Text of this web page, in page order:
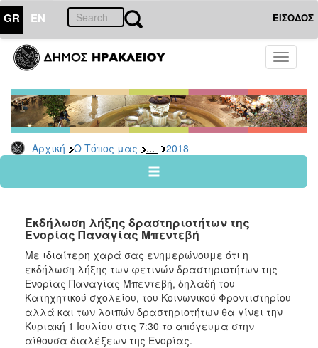
GR EN ΕΙΣΟΔΟΣ
Toggle
Αρχική Ο Τόπος μας ... 2018
ΤΟΠΟΣ
ΜΑΣ
Ανακοινώσεις
Αρχείο
2026
2024
2022
2021
2020
2019
2018
2017
Εκδήλωση λήξης δραστηριοτήτων της
Ενορίας Παναγίας Μπεντεβή
Με ιδιαίτερη χαρά σας ενημερώνουμε ότι η
εκδήλωση λήξης των φετινών δραστηριοτήτων της
Ενορίας Παναγίας Μπεντεβή, δηλαδή του
Κατηχητικού σχολείου, του Κοινωνικού Φροντιστηρίου
αλλά και των λοιπών δραστηριοτήτων θα γίνει την
Κυριακή 1 Ιουλίου στις 7:30 το απόγευμα στην
αίθουσα διαλέξεων της Ενορίας.